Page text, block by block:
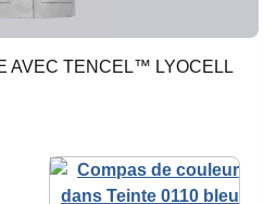
AVEC TENCEL™ LYOCELL